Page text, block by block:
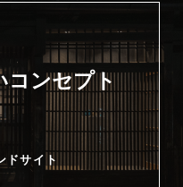
コンセプト
ドサイト